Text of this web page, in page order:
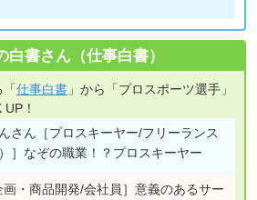
白書さん（仕事白書）
仕事白書 」から「プロスポーツ選手」
！
さん［プロスキーヤー/フリーランス
］なぞの職業！？プロスキーヤー
画・商品開発/会社員］意義のあるサー